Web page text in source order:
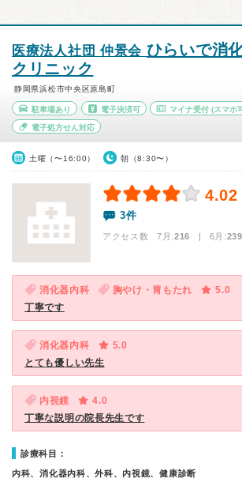
医療法人社団 仲景会 ひらいで消
クリニック
静岡県浜松市中央区原島町
駐車場あり 電子決済可 マイナ受付 (スマホ
電子処方せん対応
土曜（〜16:00） 朝（8:30〜）
4.02
3件
アクセス数 7月:216 | 6月:239
消化器内科 胸やけ・胃もたれ
5.0
丁寧です
消化器内科
5.0
とても優しい先生
内視鏡
4.0
丁寧な説明の院長先生です
診療科目：
内科、消化器内科、外科、内視鏡、健康診断